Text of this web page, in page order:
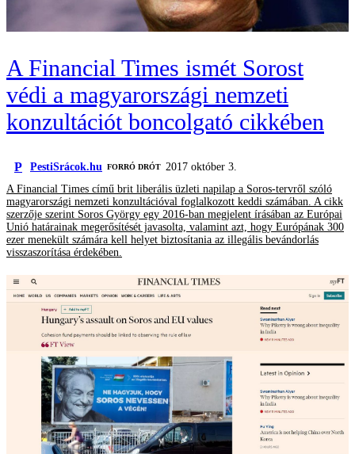
A Financial Times ismét Sorost
védi a magyarországi nemzeti
konzultációt boncolgató cikkében
P PestiSrácok.hu FORRÓ DRÓT
2017 október 3.
A Financial Times című brit liberális üzleti napilap a Soros-tervről szóló
magyarországi nemzeti konzultációval foglalkozott keddi számában. A cikk
szerzője szerint Soros György egy 2016-ban megjelent írásában az Európai
Unió határainak megerősítését javasolta, valamint azt, hogy Európának 300
ezer menekült számára kell helyet biztosítania az illegális bevándorlás
visszaszorítása érdekében.